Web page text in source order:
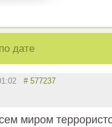
по дате
# 577237
миром